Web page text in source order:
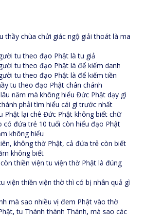
thầy chùa chửi giác ngộ giải thoát là ma
tu theo đạo Phật là tu giả
tu theo đạo Phật là để kiếm danh
tu theo đạo Phật là để kiếm tiền
tu theo đạo Phật chân chánh
năm mà không hiểu Đức Phật dạy gì
phải tìm hiểu cái gì trước nhất
Phật lại chê Đức Phật không biết chữ
có đứa trẻ 10 tuổi còn hiểu đạo Phật
không hiểu
không thờ Phật, cả đứa trẻ còn biết
không biết
thiền viện tu viện thờ Phật là đúng
viện thiền viện thờ thì có bị nhân quả gì
mà sao nhiều vị đem Phật vào thờ
tu Thánh thành Thánh, mà sao các